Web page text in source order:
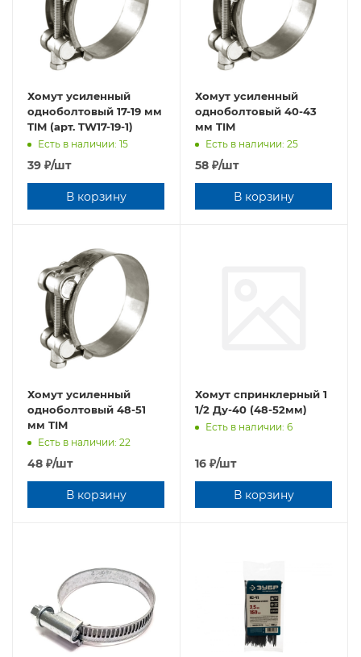
Хомут усиленный
oднoбoлтовый 17-19 мм
TIM (арт. TW17-19-1)
Есть в наличии: 15
39 ₽/шт
В корзину
Хомут усиленный
oднoбoлтовый 40-43
мм TIM
Есть в наличии: 25
58 ₽/шт
В корзину
Хомут усиленный
oднoбoлтовый 48-51
мм TIM
Есть в наличии: 22
48 ₽/шт
В корзину
Хомут спринклерный 1
1/2 Ду-40 (48-52мм)
Есть в наличии: 6
16 ₽/шт
В корзину